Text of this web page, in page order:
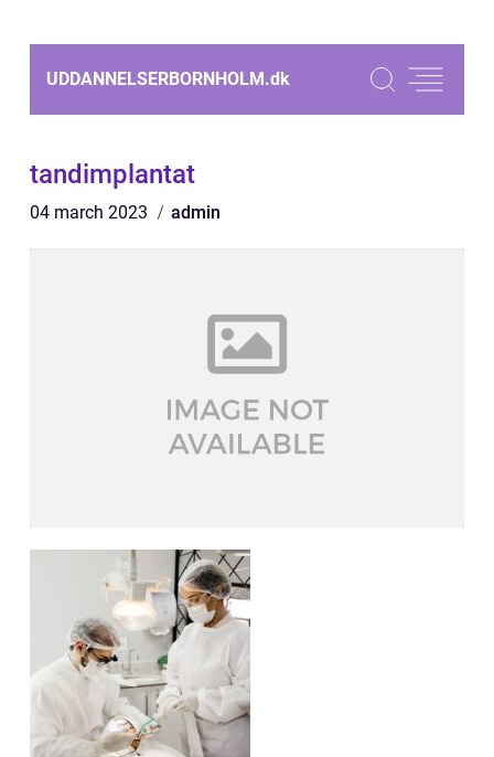
UDDANNELSERBORNHOLM.dk
tandimplantat
04 march 2023 admin